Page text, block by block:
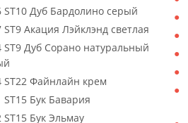
ST10 Дуб Бардолино серый
ST9 Акация Лэйклэнд светлая
ST9 Дуб Сорано натуральный
ST22 Файнлайн крем
ST15 Бук Бавария
ST15 Бук Эльмау